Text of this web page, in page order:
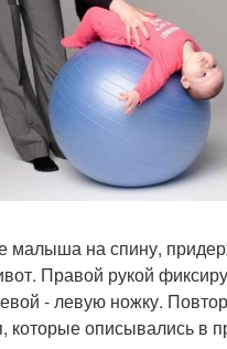
малыша на спину,
Правой рукой
- левую ножку.
которые описывались в